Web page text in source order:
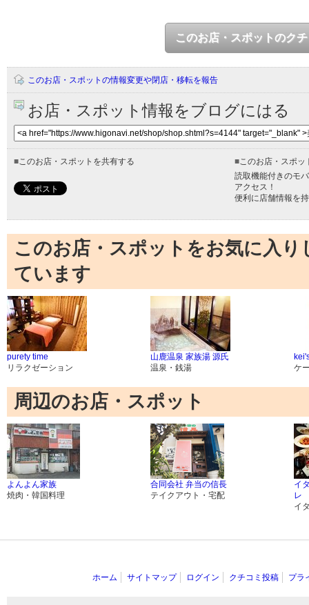
このお店・スポットのク
このお店・スポットの情報変更や閉店・移転を報告
お店・スポット情報をブログにはる
■このお店・スポットを共有する ■このお店・スポッ
読取機能付きのモ
アクセス！
便利に店舗情報を
このお店・スポットをお気に入
ています
purety time
リラクゼーション
山鹿温泉 家族湯 源氏
温泉・銭湯
ケ
周辺のお店・スポット
よんよん家族
焼肉・韓国料理
合同会社 弁当の信長
テイクアウト・宅配
イ
レ
イ
ホーム サイトマップ ログイン クチコミ投稿 プラ